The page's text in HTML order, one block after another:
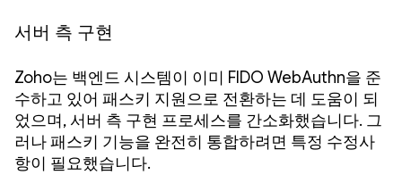
서버 측 구현
Zoho는 백엔드 시스템이 이미 FIDO WebAuthn을 준
수하고 있어 패스키 지원으로 전환하는 데 도움이 되
었으며, 서버 측 구현 프로세스를 간소화했습니다. 그
러나 패스키 기능을 완전히 통합하려면 특정 수정사
항이 필요했습니다.